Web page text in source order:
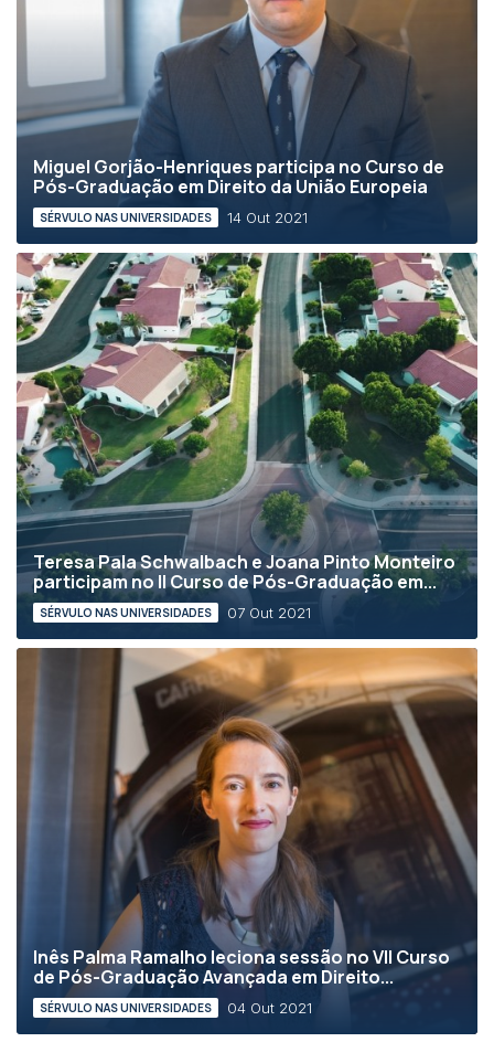
Miguel Gorjão-Henriques participa no Curso de
Pós-Graduação em Direito da União Europeia
SÉRVULO NAS UNIVERSIDADES 14 Out 2021
Teresa Pala Schwalbach e Joana Pinto Monteiro
participam no II Curso de Pós-Graduação em...
SÉRVULO NAS UNIVERSIDADES 07 Out 2021
Inês Palma Ramalho leciona sessão no VII Curso
de Pós-Graduação Avançada em Direito...
SÉRVULO NAS UNIVERSIDADES 04 Out 2021